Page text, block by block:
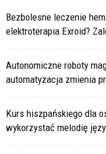
Bezbolesne leczenie
elektroterapia Exroid?
Autonomiczne roboty
automatyzacja zmienia
Kurs hiszpańskiego dla
wykorzystać melodię